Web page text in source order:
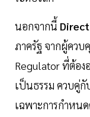
นอกจากนี้ Direct
ภาครัฐ จากผู้คว
Regulator ที่ต้อง
เป็นธรรม ควบคู่กั
เฉพาะการกำหน